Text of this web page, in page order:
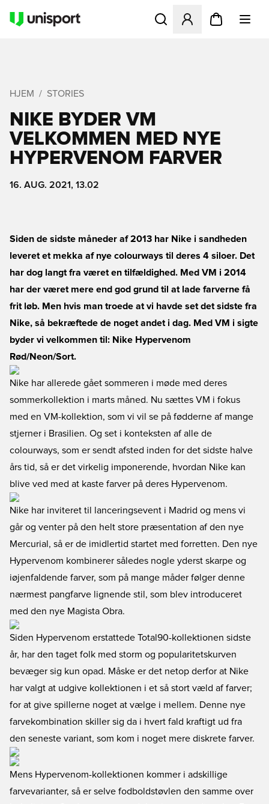
Åbner en Modal til at
HJEM STORIES
NIKE BYDER VM
VELKOMMEN MED NYE
HYPERVENOM FARVER
16. AUG. 2021, 13.02
Siden de sidste måneder af 2013 har Nike i sandheden
leveret et mekka af nye colourways til deres 4 siloer. Det
har dog langt fra været en tilfældighed. Med VM i 2014
har der været mere end god grund til at lade farverne få
frit løb. Men hvis man troede at vi havde set det sidste fra
Nike, så bekræftede de noget andet i dag. Med VM i sigte
byder vi velkommen til: Nike Hypervenom
Rød/Neon/Sort.
Nike har allerede gået sommeren i møde med deres
sommerkollektion i marts måned. Nu sættes VM i fokus
med en VM-kollektion, som vi vil se på fødderne af mange
stjerner i Brasilien. Og set i konteksten af alle de
colourways, som er sendt afsted inden for det sidste halve
års tid, så er det virkelig imponerende, hvordan Nike kan
blive ved med at kaste farver på deres Hypervenom.
Nike har inviteret til lanceringsevent i Madrid og mens vi
går og venter på den helt store præsentation af den nye
Mercurial, så er de imidlertid startet med forretten. Den nye
Hypervenom kombinerer således nogle yderst skarpe og
iøjenfaldende farver, som på mange måder følger denne
nærmest pangfarve lignende stil, som blev introduceret
med den nye Magista Obra.
Siden Hypervenom erstattede Total90-kollektionen sidste
år, har den taget folk med storm og popularitetskurven
bevæger sig kun opad. Måske er det netop derfor at Nike
har valgt at udgive kollektionen i et så stort væld af farver;
for at give spillerne noget at vælge i mellem. Denne nye
farvekombination skiller sig da i hvert fald kraftigt ud fra
den seneste variant, som kom i noget mere diskrete farver.
Mens Hypervenom-kollektionen kommer i adskillige
farvevarianter, så er selve fodboldstøvlen den samme over